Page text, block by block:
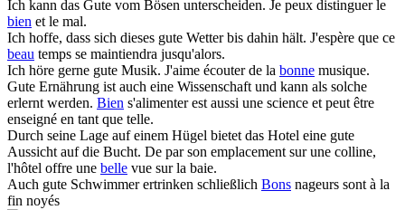
Ich kann das Gute vom Bösen unterscheiden. Je peux distinguer le
bien et le mal.
Ich hoffe, dass sich dieses gute Wetter bis dahin hält. J'espère que ce
beau temps se maintiendra jusqu'alors.
Ich höre gerne gute Musik. J'aime écouter de la bonne musique.
Gute Ernährung ist auch eine Wissenschaft und kann als solche
erlernt werden. Bien s'alimenter est aussi une science et peut être
enseigné en tant que telle.
Durch seine Lage auf einem Hügel bietet das Hotel eine gute
Aussicht auf die Bucht. De par son emplacement sur une colline,
l'hôtel offre une belle vue sur la baie.
Auch gute Schwimmer ertrinken schließlich Bons nageurs sont à la
fin noyés